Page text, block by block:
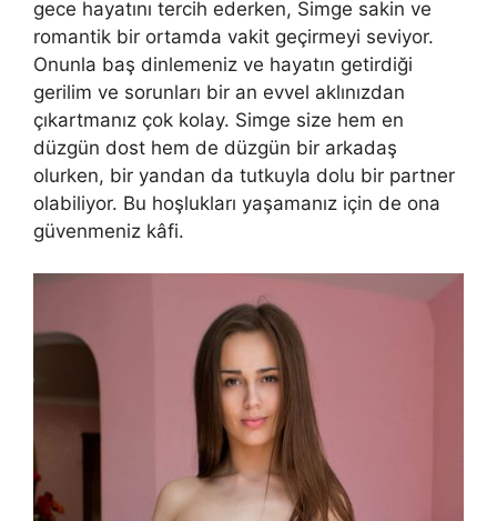
gece hayatını tercih ederken, Simge sakin ve
romantik bir ortamda vakit geçirmeyi seviyor.
Onunla baş dinlemeniz ve hayatın getirdiği
gerilim ve sorunları bir an evvel aklınızdan
çıkartmanız çok kolay. Simge size hem en
düzgün dost hem de düzgün bir arkadaş
olurken, bir yandan da tutkuyla dolu bir partner
olabiliyor. Bu hoşlukları yaşamanız için de ona
güvenmeniz kâfi.